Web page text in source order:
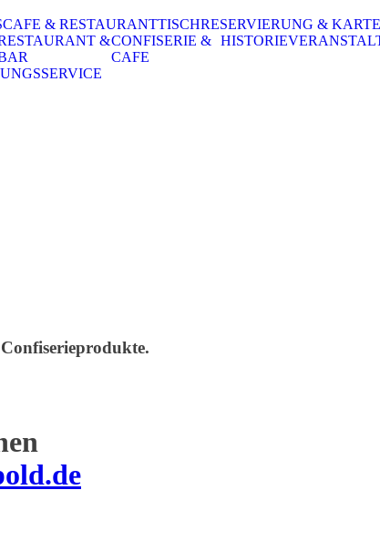
CAFE & RESTAURANTTISCHRESERVIERUNG & KARTE
&CONFISERIE &
CAFE
HISTORIE